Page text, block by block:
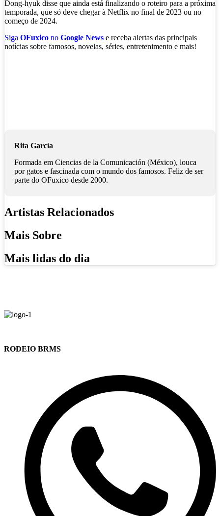
Dong-hyuk disse que ainda está finalizando o roteiro para a próxima
temporada, que só deve chegar à Netflix no final de 2023 ou no
começo de 2024.
Siga OFuxico no Google News e receba alertas das principais
notícias sobre famosos, novelas, séries, entretenimento e mais!
Rita García
Formada em Ciencias de la Comunicación (México), louca
por gatos e fascinada com o mundo dos famosos. Feliz de ser
parte do OFuxico desde 2000.
Artistas Relacionados
Mais Sobre
Mais lidas do dia
RODEIO BRMS